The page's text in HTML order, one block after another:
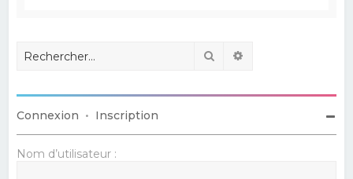
Rechercher
Connexion • Inscription
Nom d’utilisateur :